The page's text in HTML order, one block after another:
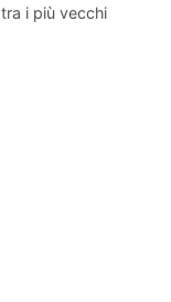
i più vecchi